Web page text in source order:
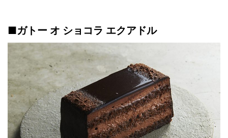
■ガトー オ ショコラ エクアドル